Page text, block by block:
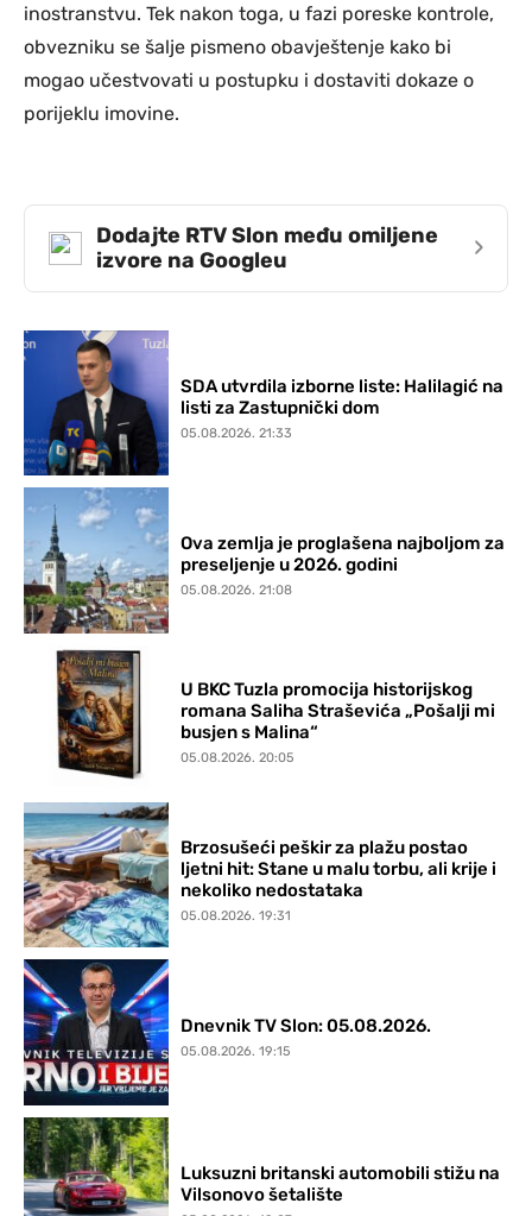
inostranstvu. Tek nakon toga, u fazi poreske kontrole,
obvezniku se šalje pismeno obavještenje kako bi
mogao učestvovati u postupku i dostaviti dokaze o
porijeklu imovine.
Dodajte RTV Slon među omiljene
izvore na Googleu
›
SDA utvrdila izborne liste: Halilagić na
listi za Zastupnički dom
05.08.2026. 21:33
Ova zemlja je proglašena najboljom za
preseljenje u 2026. godini
05.08.2026. 21:08
U BKC Tuzla promocija historijskog
romana Saliha Straševića „Pošalji mi
busjen s Malina“
05.08.2026. 20:05
Brzosušeći peškir za plažu postao
ljetni hit: Stane u malu torbu, ali krije i
nekoliko nedostataka
05.08.2026. 19:31
Dnevnik TV Slon: 05.08.2026.
05.08.2026. 19:15
Luksuzni britanski automobili stižu na
Vilsonovo šetalište